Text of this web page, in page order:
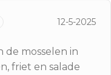
12-5-2025
de mosselen in
friet en salade